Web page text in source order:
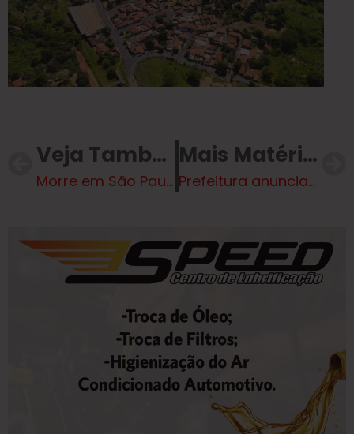
Veja Também
Morre em São Paulo Carlos Miranda, o Vigilante Rodoviário
Mais Matérias
Prefeitura anuncia reajuste e unificação do auxílio alimentação para servidores municipais